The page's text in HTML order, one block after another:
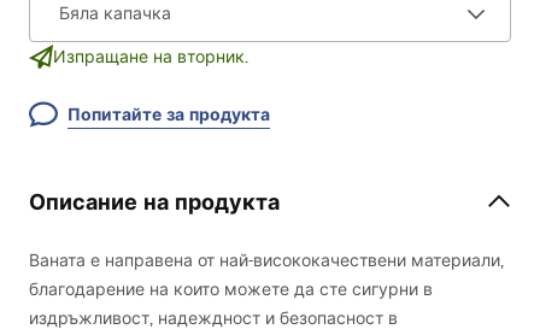
Изпращане на вторник.
Попитайте за продукта
Описание на продукта
Ваната е направена от най-висококачествени материали,
благодарение на които можете да сте сигурни в
издръжливост, надеждност и безопасност в